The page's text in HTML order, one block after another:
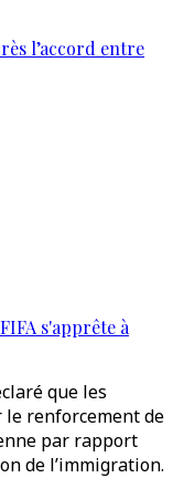
l’accord entre
s'apprête à
que les
le renforcement de
par rapport
de l’immigration.